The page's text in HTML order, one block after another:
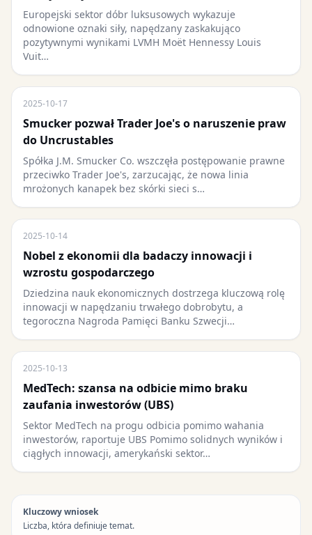
Europejski sektor dóbr luksusowych wykazuje
odnowione oznaki siły, napędzany zaskakująco
pozytywnymi wynikami LVMH Moët Hennessy Louis
Vuit…
2025-10-17
Smucker pozwał Trader Joe's o naruszenie praw
do Uncrustables
Spółka J.M. Smucker Co. wszczęła postępowanie prawne
przeciwko Trader Joe's, zarzucając, że nowa linia
mrożonych kanapek bez skórki sieci s…
2025-10-14
Nobel z ekonomii dla badaczy innowacji i
wzrostu gospodarczego
Dziedzina nauk ekonomicznych dostrzega kluczową rolę
innowacji w napędzaniu trwałego dobrobytu, a
tegoroczna Nagroda Pamięci Banku Szwecji…
2025-10-13
MedTech: szansa na odbicie mimo braku
zaufania inwestorów (UBS)
Sektor MedTech na progu odbicia pomimo wahania
inwestorów, raportuje UBS Pomimo solidnych wyników i
ciągłych innowacji, amerykański sektor…
Kluczowy wniosek
Liczba, która definiuje temat.